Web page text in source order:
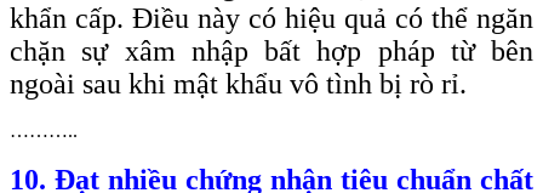
khẩn cấp. Điều này có hiệu quả có thể ngăn
chặn sự xâm nhập bất hợp pháp từ bên
ngoài sau khi mật khẩu vô tình bị rò rỉ.
………..
10. Đạt nhiều chứng nhận tiêu chuẩn chất